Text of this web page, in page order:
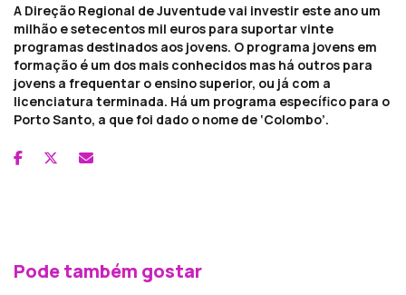
A Direção Regional de Juventude vai investir este ano um
milhão e setecentos mil euros para suportar vinte
programas destinados aos jovens. O programa jovens em
formação é um dos mais conhecidos mas há outros para
jovens a frequentar o ensino superior, ou já com a
licenciatura terminada. Há um programa específico para o
Porto Santo, a que foi dado o nome de ‘Colombo’.
Pode também gostar